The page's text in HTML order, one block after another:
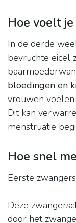
Hoe voelt
In de derde
bevruchte eicel
bloedingen en
vrouwen
Dit kan
menstruatie
Hoe snel
Eerste
Deze
door het